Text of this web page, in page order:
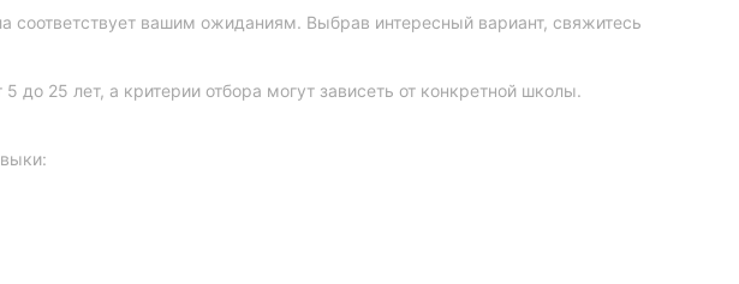
вашим ожиданиям. Выбрав интересный вариант, свяжитесь
25 лет, а критерии отбора могут зависеть от конкретной школы.